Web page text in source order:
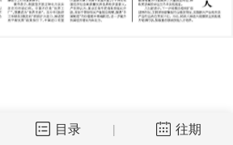
目录 | 往期